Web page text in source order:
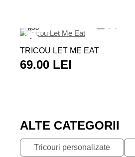
NOU
TRICOU LET ME EAT
69.00 LEI
ALTE CATEGORII
Tricouri personalizate